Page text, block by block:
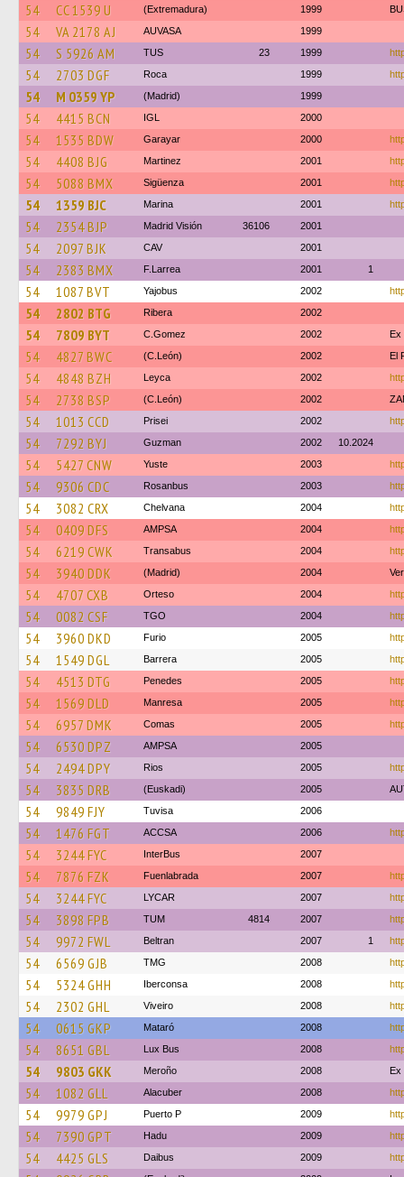
54 CC 1539 U (Extremadura) 1999
54 VA 2178 AJ AUVASA 1999
54 S 5926 AM TUS 23 1999
54 2703 DGF Roca 1999
54 M 0359 YP (Madrid) 1999
54 4415 BCN IGL 2000
54 1535 BDW Garayar 2000
54 4408 BJG Martinez 2001
54 5088 BMX Sigüenza 2001
54 1359 BJC Marina 2001
54 2354 BJP Madrid Visión 36106 2001
54 2097 BJK CAV 2001
54 2383 BMX F.Larrea 2001 1
54 1087 BVT Yajobus 2002
54 2802 BTG Ribera 2002
54 7809 BYT C.Gomez 2002 Ex
54 4827 BWC (C.León) 2002 El
54 4848 BZH Leyca 2002
54 2738 BSP (C.León) 2002
54 1013 CCD Prisei 2002
54 7292 BYJ Guzman 2002 10.2024
54 5427 CNW Yuste 2003
54 9306 CDC Rosanbus 2003
54 3082 CRX Chelvana 2004
54 0409 DFS AMPSA 2004
54 6219 CWK Transabus 2004
54 3940 DDK (Madrid) 2004
54 4707 CXB Orteso 2004
54 0082 CSF TGO 2004
54 3960 DKD Furio 2005
54 1549 DGL Barrera 2005
54 4513 DTG Penedes 2005
54 1569 DLD Manresa 2005
54 6957 DMK Comas 2005
54 6530 DPZ AMPSA 2005
54 2494 DPY Rios 2005
54 3835 DRB (Euskadi) 2005
54 9849 FJY Tuvisa 2006
54 1476 FGT ACCSA 2006
54 3244 FYC InterBus 2007
54 7876 FZK Fuenlabrada 2007
54 3244 FYC LYCAR 2007
54 3898 FPB TUM 4814 2007
54 9972 FWL Beltran 2007 1
54 6569 GJB TMG 2008
54 5324 GHH Iberconsa 2008
54 2302 GHL Viveiro 2008
54 0615 GKP Mataró 2008
54 8651 GBL Lux Bus 2008
54 9803 GKK Meroño 2008 Ex
54 1082 GLL Alacuber 2008
54 9979 GPJ Puerto P 2009
54 7390 GPT Hadu 2009
54 4425 GLS Daibus 2009